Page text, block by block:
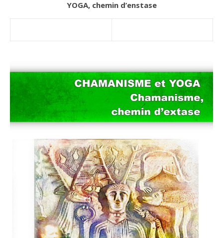
YOGA, chemin d’enstase